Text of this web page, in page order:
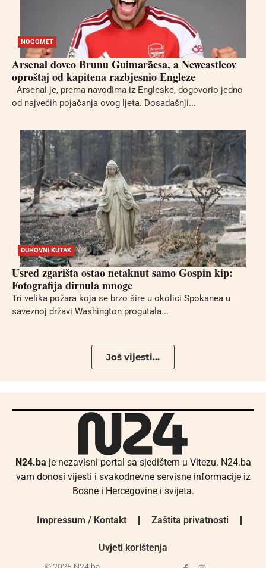
NOGOMET
Arsenal doveo Brunu Guimarãesa, a Newcastleov
oproštaj od kapitena razbjesnio Engleze
Arsenal je, prema navodima iz Engleske, dogovorio jedno
od najvećih pojačanja ovog ljeta. Dosadašnji...
DUHOVNI KUTAK
Usred zgarišta ostao netaknut samo Gospin kip:
Fotografija dirnula mnoge
Tri velika požara koja se brzo šire u okolici Spokanea u
saveznoj državi Washington progutala...
Još vijesti...
N24.ba je nezavisni portal sa sjedištem u Vitezu. N24.ba
vam donosi vijesti i svakodnevne servisne informacije iz
Bosne i Hercegovine i svijeta.
Impressum / Kontakt Zaštita privatnosti
Uvjeti korištenja